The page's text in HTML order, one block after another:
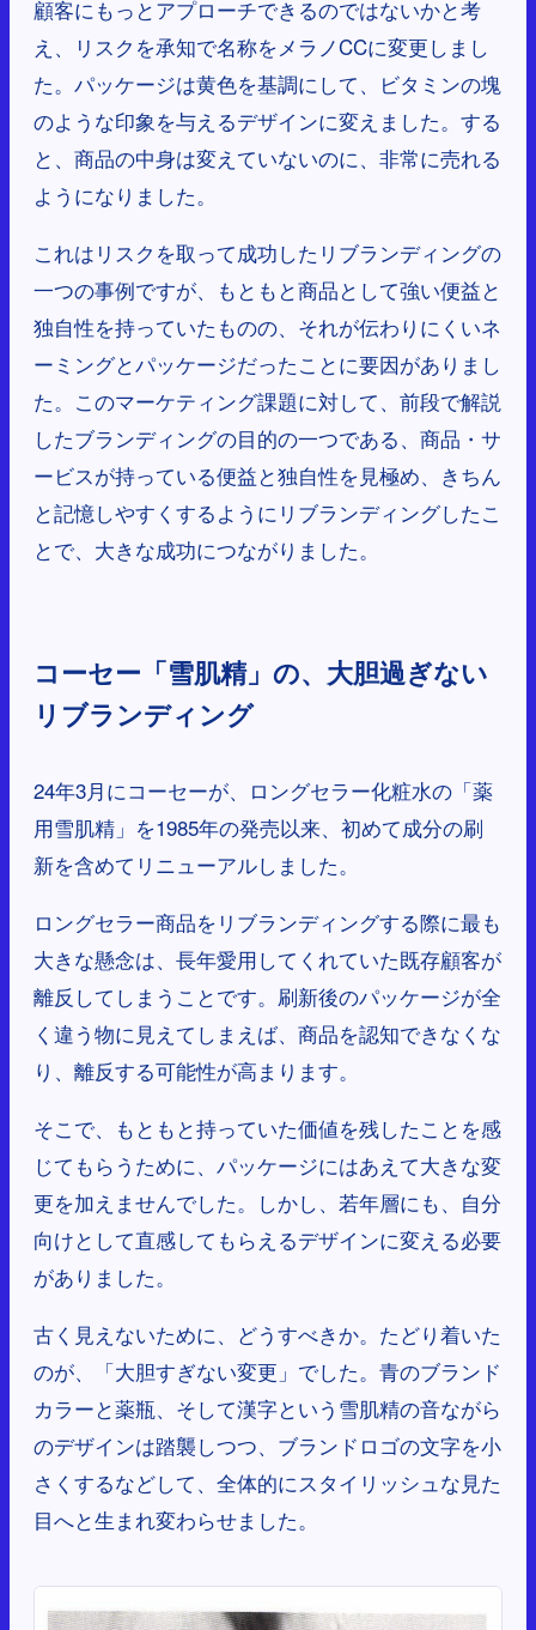
顧客にもっとアプローチできるのではないかと考
え、リスクを承知で名称をメラノCCに変更しまし
た。パッケージは黄色を基調にして、ビタミンの塊
のような印象を与えるデザインに変えました。する
と、商品の中身は変えていないのに、非常に売れる
ようになりました。
これはリスクを取って成功したリブランディングの
一つの事例ですが、もともと商品として強い便益と
独自性を持っていたものの、それが伝わりにくいネ
ーミングとパッケージだったことに要因がありまし
た。このマーケティング課題に対して、前段で解説
したブランディングの目的の一つである、商品・サ
ービスが持っている便益と独自性を見極め、きちん
と記憶しやすくするようにリブランディングしたこ
とで、大きな成功につながりました。
コーセー「雪肌精」の、大胆過ぎない
リブランディング
24年3月にコーセーが、ロングセラー化粧水の「薬
用雪肌精」を1985年の発売以来、初めて成分の刷
新を含めてリニューアルしました。
ロングセラー商品をリブランディングする際に最も
大きな懸念は、長年愛用してくれていた既存顧客が
離反してしまうことです。刷新後のパッケージが全
く違う物に見えてしまえば、商品を認知できなくな
り、離反する可能性が高まります。
そこで、もともと持っていた価値を残したことを感
じてもらうために、パッケージにはあえて大きな変
更を加えませんでした。しかし、若年層にも、自分
向けとして直感してもらえるデザインに変える必要
がありました。
古く見えないために、どうすべきか。たどり着いた
のが、「大胆すぎない変更」でした。青のブランド
カラーと薬瓶、そして漢字という雪肌精の音ながら
のデザインは踏襲しつつ、ブランドロゴの文字を小
さくするなどして、全体的にスタイリッシュな見た
目へと生まれ変わらせました。